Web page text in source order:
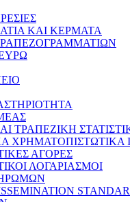
ΚΑΙ ΚΕΡΜΑΤΑ
ΤΡΑΠΕΖΙΚΗ
ΧΡΗΜΑΤΟΠΙΣΤΩΤΙΚΑ
ΑΓΟΡΕΣ
ΛΟΓΑΡΙΑΣΜΟΙ